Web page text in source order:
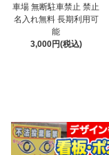
車場 無断駐車禁止 禁止
名入れ無料 長期利用可
能
3,000円(税込)